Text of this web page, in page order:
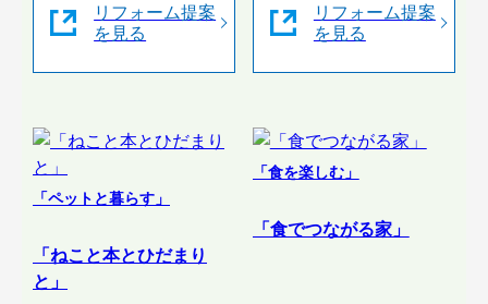
リフォーム提案
を見る
リフォーム提案
を見る
「ペットと暮らす」
「ねこと本とひだまり
と」
「食を楽しむ」
「食でつながる家」